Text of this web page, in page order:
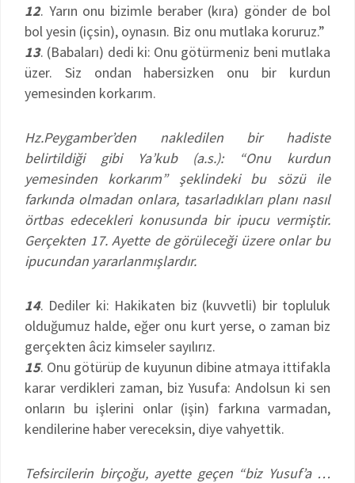
12. Yarın onu bizimle beraber (kıra) gönder de bol
bol yesin (içsin), oynasın. Biz onu mutlaka koruruz.”
13. (Babaları) dedi ki: Onu götürmeniz beni mutlaka
üzer. Siz ondan habersizken onu bir kurdun
yemesinden korkarım.
Hz.Peygamber’den nakledilen bir hadiste
belirtildiği gibi Ya’kub (a.s.): “Onu kurdun
yemesinden korkarım” şeklindeki bu sözü ile
farkında olmadan onlara, tasarladıkları planı nasıl
örtbas edecekleri konusunda bir ipucu vermiştir.
Gerçekten 17. Ayette de görüleceği üzere onlar bu
ipucundan yararlanmışlardır.
14. Dediler ki: Hakikaten biz (kuvvetli) bir topluluk
olduğumuz halde, eğer onu kurt yerse, o zaman biz
gerçekten âciz kimseler sayılırız.
15. Onu götürüp de kuyunun dibine atmaya ittifakla
karar verdikleri zaman, biz Yusufa: Andolsun ki sen
onların bu işlerini onlar (işin) farkına varmadan,
kendilerine haber vereceksin, diye vahyettik.
Tefsircilerin birçoğu, ayette geçen “biz Yusuf’a …